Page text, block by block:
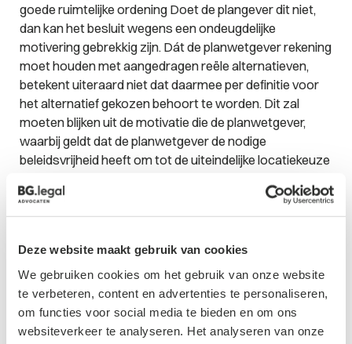
Deze website maakt gebruik van cookies
We gebruiken cookies om het gebruik van onze website
te verbeteren, content en advertenties te personaliseren,
om functies voor social media te bieden en om ons
websiteverkeer te analyseren. Het analyseren van onze
goede ruimtelijke ordening Doet de plangever dit niet,
dan kan het besluit wegens een ondeugdelijke
motivering gebrekkig zijn. Dát de planwetgever rekening
moet houden met aangedragen reële alternatieven,
betekent uiteraard niet dat daarmee per definitie voor
het alternatief gekozen behoort te worden. Dit zal
moeten blijken uit de motivatie die de planwetgever,
waarbij geldt dat de planwetgever de nodige
beleidsvrijheid heeft om tot de uiteindelijke locatiekeuze
Conclusie
Het kan voor belanghebbenden die zich willen verweren
reële alternatieven aan te dragen, zodat mogelijk
voorkomen kan worden dat de ontwikkeling binnen de
voorgenomen locatie plaatsvindt. Verwacht als
belanghebbende echter niet dat het alternatieven-